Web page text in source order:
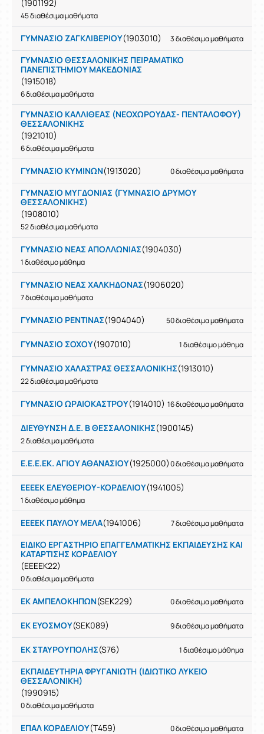
(1901192)
45 διαθέσιμα μαθήματα
ΓΥΜΝΑΣΙΟ ΖΑΓΚΛΙΒΕΡΙΟΥ(1903010) 3 διαθέσιμα μαθήματα
ΓΥΜΝΑΣΙΟ ΘΕΣΣΑΛΟΝΙΚΗΣ ΠΕΙΡΑΜΑΤΙΚΟ
ΠΑΝΕΠΙΣΤΗΜΙΟΥ ΜΑΚΕΔΟΝΙΑΣ
(1915018)
6 διαθέσιμα μαθήματα
ΓΥΜΝΑΣΙΟ ΚΑΛΛΙΘΕΑΣ (ΝΕΟΧΩΡΟΥΔΑΣ- ΠΕΝΤΑΛΟΦΟΥ)
ΘΕΣΣΑΛΟΝΙΚΗΣ
(1921010)
6 διαθέσιμα μαθήματα
ΓΥΜΝΑΣΙΟ ΚΥΜΙΝΩΝ(1913020) 0 διαθέσιμα μαθήματα
ΓΥΜΝΑΣΙΟ ΜΥΓΔΟΝΙΑΣ (ΓΥΜΝΑΣΙΟ ΔΡΥΜΟΥ
ΘΕΣΣΑΛΟΝΙΚΗΣ)
(1908010)
52 διαθέσιμα μαθήματα
ΓΥΜΝΑΣΙΟ ΝΕΑΣ ΑΠΟΛΛΩΝΙΑΣ(1904030)
1 διαθέσιμο μάθημα
ΓΥΜΝΑΣΙΟ ΝΕΑΣ ΧΑΛΚΗΔΟΝΑΣ(1906020)
7 διαθέσιμα μαθήματα
ΓΥΜΝΑΣΙΟ ΡΕΝΤΙΝΑΣ(1904040) 50 διαθέσιμα μαθήματα
ΓΥΜΝΑΣΙΟ ΣΟΧΟΥ(1907010) 1 διαθέσιμο μάθημα
ΓΥΜΝΑΣΙΟ ΧΑΛΑΣΤΡΑΣ ΘΕΣΣΑΛΟΝΙΚΗΣ(1913010)
22 διαθέσιμα μαθήματα
ΓΥΜΝΑΣΙΟ ΩΡΑΙΟΚΑΣΤΡΟΥ(1914010) 16 διαθέσιμα μαθήματα
ΔΙΕΥΘΥΝΣΗ Δ.Ε. Β ΘΕΣΣΑΛΟΝΙΚΗΣ(1900145)
2 διαθέσιμα μαθήματα
Ε.Ε.Ε.ΕΚ. ΑΓΙΟΥ ΑΘΑΝΑΣΙΟΥ(1925000)0 διαθέσιμα μαθήματα
ΕΕΕΕΚ ΕΛΕΥΘΕΡΙΟΥ-ΚΟΡΔΕΛΙΟΥ(1941005)
1 διαθέσιμο μάθημα
ΕΕΕΕΚ ΠΑΥΛΟΥ ΜΕΛΑ(1941006) 7 διαθέσιμα μαθήματα
ΕΙΔΙΚΟ ΕΡΓΑΣΤΗΡΙΟ ΕΠΑΓΓΕΛΜΑΤΙΚΗΣ ΕΚΠΑΙΔΕΥΣΗΣ ΚΑΙ
ΚΑΤΑΡΤΙΣΗΣ ΚΟΡΔΕΛΙΟΥ
(EEEEK22)
0 διαθέσιμα μαθήματα
ΕΚ ΑΜΠΕΛΟΚΗΠΩΝ(SEK229) 0 διαθέσιμα μαθήματα
ΕΚ ΕΥΟΣΜΟΥ(SEK089) 9 διαθέσιμα μαθήματα
ΕΚ ΣΤΑΥΡΟΥΠΟΛΗΣ(S76) 1 διαθέσιμο μάθημα
ΕΚΠΑΙΔΕΥΤΗΡΙΑ ΦΡΥΓΑΝΙΩΤΗ (ΙΔΙΩΤΙΚΟ ΛΥΚΕΙΟ
ΘΕΣΣΑΛΟΝΙΚΗ)
(1990915)
0 διαθέσιμα μαθήματα
ΕΠΑΛ ΚΟΡΔΕΛΙΟΥ(T459) 0 διαθέσιμα μαθήματα